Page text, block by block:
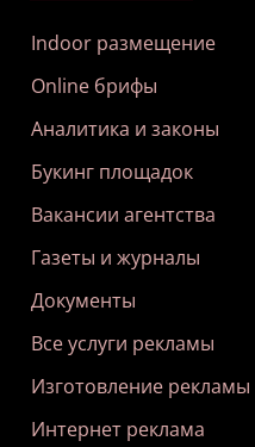
Indoor размещение
Online брифы
Аналитика и законы
Букинг площадок
Вакансии агентства
Газеты и журналы
Документы
Все услуги рекламы
Изготовление рекламы
Интернет реклама